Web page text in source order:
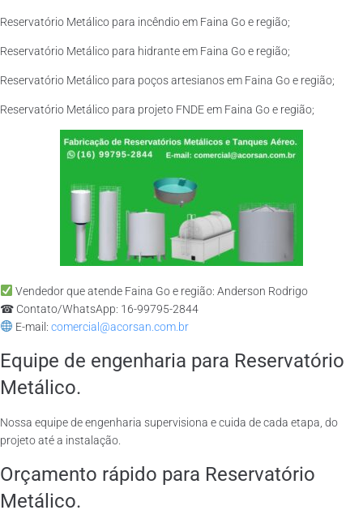
Reservatório Metálico para incêndio em Faina Go e região;
Reservatório Metálico para hidrante em Faina Go e região;
Reservatório Metálico para poços artesianos em Faina Go e região;
Reservatório Metálico para projeto FNDE em Faina Go e região;
Vendedor que atende Faina Go e região: Anderson Rodrigo
☎ Contato/WhatsApp: 16-99795-2844
E-mail: comercial@acorsan.com.br
Equipe de engenharia para Reservatório
Metálico.
Nossa equipe de engenharia supervisiona e cuida de cada etapa, do
projeto até a instalação.
Orçamento rápido para Reservatório
Metálico.